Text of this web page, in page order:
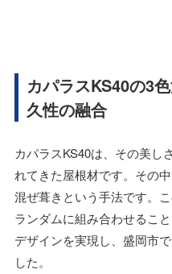
カパラスKS40の3
久性の融合
カパラスKS40は、その美し
れてきた屋根材です。その
混ぜ葺きという手法です。
ランダムに組み合わせるこ
デザインを実現し、盛岡市
した。